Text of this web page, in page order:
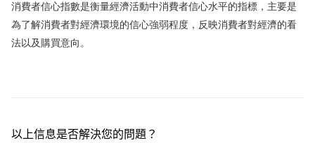
關於我們
媒體報導
消費者信心指數是衡量經濟活動中消費者信心水平的指標，主要是
為了解消費者對經濟環境的信心強弱程度，反映消費者對經濟的看
法以及購買意向。
以上信息是否解決您的問題？